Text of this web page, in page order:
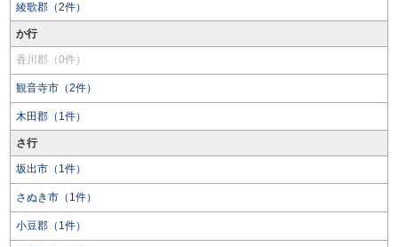
綾歌郡（2件）
か行
香川郡（0件）
観音寺市（2件）
木田郡（1件）
さ行
坂出市（1件）
さぬき市（1件）
小豆郡（1件）